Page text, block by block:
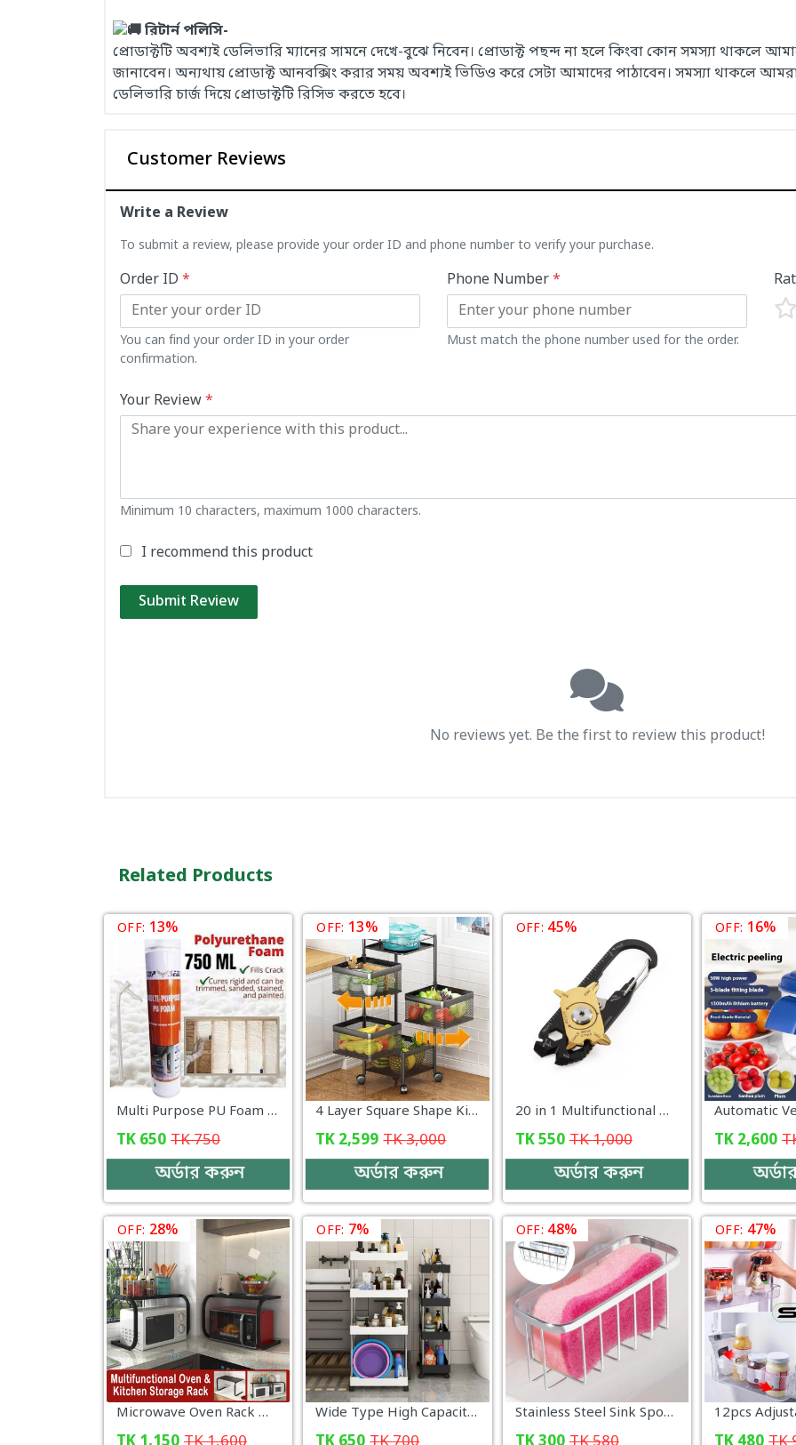
রিটার্ন পলিসি-
প্রোডাক্টটি অবশ্যই ডেলিভারি ম্যানের সামনে দেখে-বুঝে নিবেন। প্রোডাক্ট পছন্দ না হলে কিংবা কোন সমস্যা
জানাবেন। অন্যথায় প্রোডাক্ট আনবক্সিং করার সময় অবশ্যই ভিডিও করে সেটা আমাদের পাঠাবেন। সমস্যা থাকলে
ডেলিভারি চার্জ দিয়ে প্রোডাক্টটি রিসিভ করতে হবে।
Customer Reviews
Write a Review
To submit a review, please provide your order ID and phone number to verify your purchase.
Order ID *
You can find your order ID in your order
confirmation.
Phone Number*
Must match the phone number used for the order.
Your Review*
Minimum 10 characters, maximum 1000 characters.
I recommend this product
Submit Review
No reviews yet. Be the first to review this product!
Related Products
OFF: 13%
Multi Purpose PU Foam Spray 750ML
TK 650 TK750
অর্ডার করুন
OFF: 13%
4 Layer Square Shape Kitchen Rack
TK 2,599 TK3,000
অর্ডার করুন
OFF: 45%
20 in 1 Multifunctional Wrench Kits Outdoor Emergency Survival Pocket EDC Tools Keychain Bottle Opener Nail Puller Screwdriver-000010
TK550 TK1,000
অর্ডার করুন
OFF: 16%
TK 2,600
OFF: 28%
Microwave Oven Rack Multifunctional Kitchen Shelf Space Saving Storage Rack Rice Cooker Rack (56×37×41)cm Kitchen-000071
OFF: 7%
Wide Type High Capacity Multi Purpose Trolly Rack Multifunctional Movable Storage Cart_000200
OFF: 48%
Stainless Steel Sink Sponges Kitchen Storage Organizer - KD089
OFF: 47%